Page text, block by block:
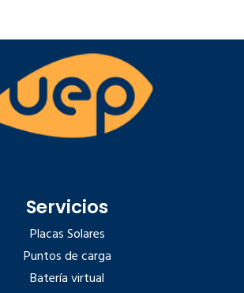
Servicios
Placas Solares
Puntos de carga
Batería virtual